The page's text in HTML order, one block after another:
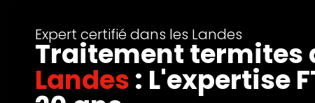
Expert certifié dans les Landes
Traitement termites
Landes: L'expertise